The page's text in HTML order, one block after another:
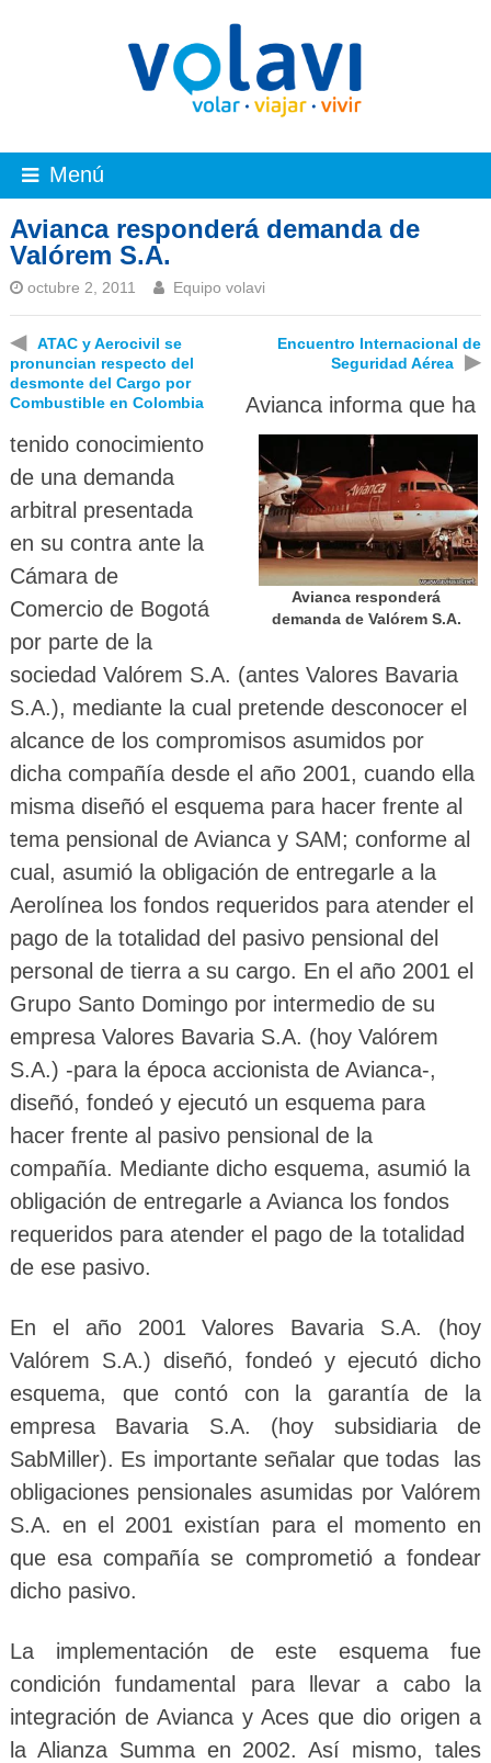
Menú
Avianca responderá demanda de
Valórem S.A.
octubre 2, 2011 Equipo volavi
◀
ATAC y Aerocivil se
pronuncian respecto del
desmonte del Cargo por
Combustible en Colombia
Encuentro Internacional de
Seguridad Aérea
▶
Avianca responderá
demanda de Valórem S.A.
Avianca informa que ha
tenido conocimiento
de una demanda
arbitral presentada
en su contra ante la
Cámara de
Comercio de Bogotá
por parte de la
sociedad Valórem S.A. (antes Valores Bavaria
S.A.), mediante la cual pretende desconocer el
alcance de los compromisos asumidos por
dicha compañía desde el año 2001, cuando ella
misma diseñó el esquema para hacer frente al
tema pensional de Avianca y SAM; conforme al
cual, asumió la obligación de entregarle a la
Aerolínea los fondos requeridos para atender el
pago de la totalidad del pasivo pensional del
personal de tierra a su cargo. En el año 2001 el
Grupo Santo Domingo por intermedio de su
empresa Valores Bavaria S.A. (hoy Valórem
S.A.) -para la época accionista de Avianca-,
diseñó, fondeó y ejecutó un esquema para
hacer frente al pasivo pensional de la
compañía. Mediante dicho esquema, asumió la
obligación de entregarle a Avianca los fondos
requeridos para atender el pago de la totalidad
de ese pasivo.
En el año 2001 Valores Bavaria S.A. (hoy
Valórem S.A.) diseñó, fondeó y ejecutó dicho
esquema, que contó con la garantía de la
empresa Bavaria S.A. (hoy subsidiaria de
SabMiller). Es importante señalar que todas las
obligaciones pensionales asumidas por Valórem
S.A. en el 2001 existían para el momento en
que esa compañía se comprometió a fondear
dicho pasivo.
La implementación de este esquema fue
condición fundamental para llevar a cabo la
integración de Avianca y Aces que dio origen a
la Alianza Summa en 2002. Así mismo, tales